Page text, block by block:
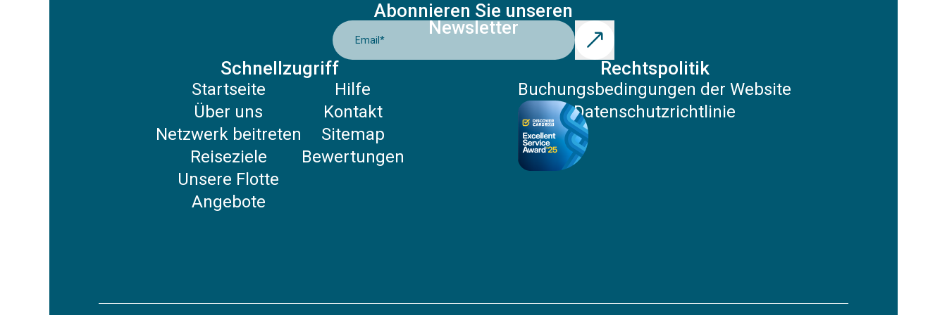
Abonnieren Sie unseren
Newsletter
Email *
Schnellzugriff
Startseite
Über uns
Netzwerk beitreten
Reiseziele
Unsere Flotte
Angebote
Hilfe
Kontakt
Sitemap
Bewertungen
Rechtspolitik
Buchungsbedingungen der Website
Datenschutzrichtlinie